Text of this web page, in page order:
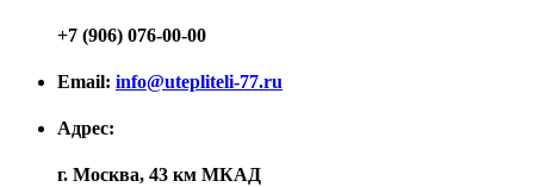
+7 (906) 076-00-00
Email: info@utepliteli-77.ru
Адрес:
г. Москва, 43 км МКАД